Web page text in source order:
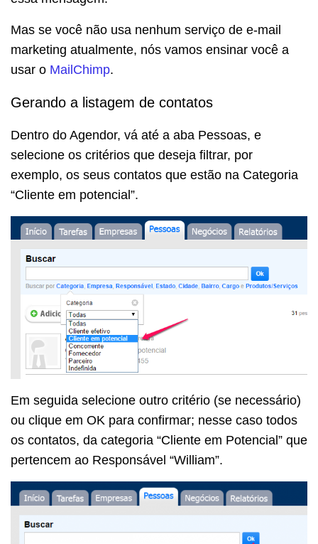
Mas se você não usa nenhum serviço de e-mail
marketing atualmente, nós vamos ensinar você a
usar o MailChimp.
Gerando a listagem de contatos
Dentro do Agendor, vá até a aba Pessoas, e
selecione os critérios que deseja filtrar, por
exemplo, os seus contatos que estão na Categoria
“Cliente em potencial”.
Em seguida selecione outro critério (se necessário)
ou clique em OK para confirmar; nesse caso todos
os contatos, da categoria “Cliente em Potencial” que
pertencem ao Responsável “William”.